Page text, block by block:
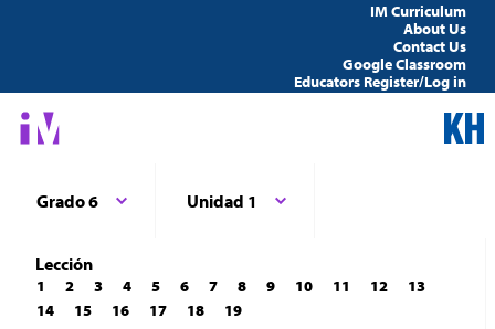
IM Curriculum
About Us
Contact Us
Google Classroom
Educators Register/Log in
Grado 6 Unidad 1
Lección
1 2 3 4 5 6 7 8 9 10 11 12
13
14
15 16 17 18 19